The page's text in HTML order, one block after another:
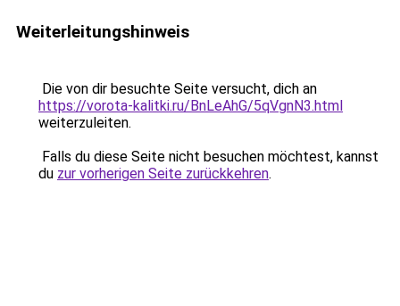
Weiterleitungshinweis
Die von dir besuchte Seite versucht, dich an
https://vorota-kalitki.ru/BnLeAhG/5qVgnN3.html
weiterzuleiten.
Falls du diese Seite nicht besuchen möchtest, kannst
du zur vorherigen Seite zurückkehren.